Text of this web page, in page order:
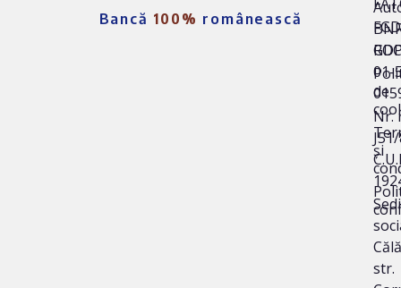
Bancă 100% românească
01-
Nr.
str.
de
și